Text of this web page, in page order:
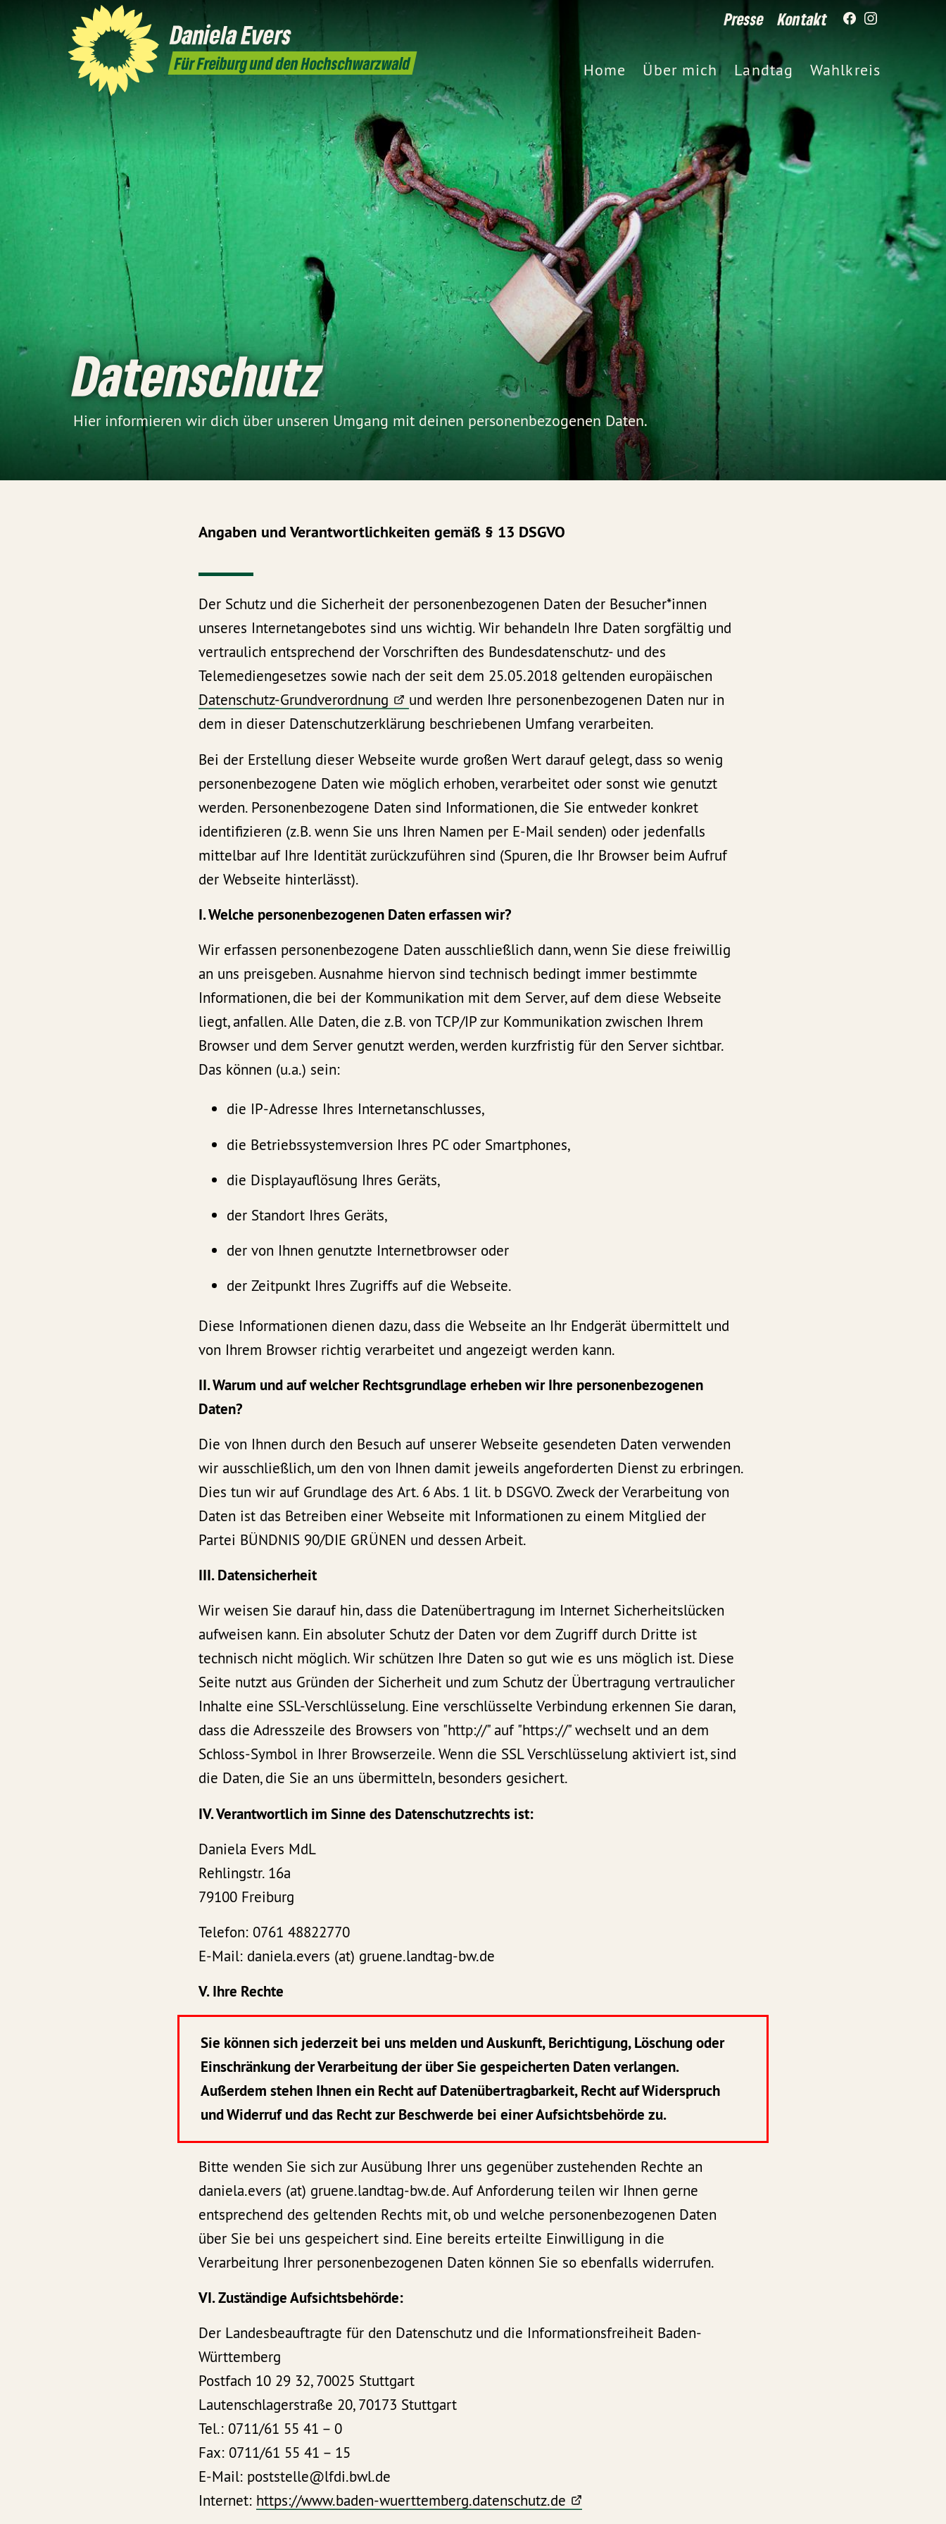
DanielaEvers
Für Freiburg und den Hochschwarzwald
Presse Kontakt
Home Über mich Landtag Wahlkreis
Datenschutz
Hier informieren wir dich über unseren Umgang mit deinen personenbezogenen Daten.
Angaben und Verantwortlichkeiten gemäß § 13 DSGVO
Der Schutz und die Sicherheit der personenbezogenen Daten der Besucher*innen
unseres Internetangebotes sind uns wichtig. Wir behandeln Ihre Daten sorgfältig und
vertraulich entsprechend der Vorschriften des Bundesdatenschutz- und des
Telemediengesetzes sowie nach der seit dem 25.05.2018 geltenden europäischen
Datenschutz-Grundverordnung
und werden Ihre personenbezogenen Daten nur in
dem in dieser Datenschutzerklärung beschriebenen Umfang verarbeiten.
Bei der Erstellung dieser Webseite wurde großen Wert darauf gelegt, dass so wenig
personenbezogene Daten wie möglich erhoben, verarbeitet oder sonst wie genutzt
werden. Personenbezogene Daten sind Informationen, die Sie entweder konkret
identifizieren (z.B. wenn Sie uns Ihren Namen per E-Mail senden) oder jedenfalls
mittelbar auf Ihre Identität zurückzuführen sind (Spuren, die Ihr Browser beim Aufruf
der Webseite hinterlässt).
I. Welche personenbezogenen Daten erfassen wir?
Wir erfassen personenbezogene Daten ausschließlich dann, wenn Sie diese freiwillig
an uns preisgeben. Ausnahme hiervon sind technisch bedingt immer bestimmte
Informationen, die bei der Kommunikation mit dem Server, auf dem diese Webseite
liegt, anfallen. Alle Daten, die z.B. von TCP/IP zur Kommunikation zwischen Ihrem
Browser und dem Server genutzt werden, werden kurzfristig für den Server sichtbar.
Das können (u.a.) sein:
die IP-Adresse Ihres Internetanschlusses,
die Betriebssystemversion Ihres PC oder Smartphones,
die Displayauflösung Ihres Geräts,
der Standort Ihres Geräts,
der von Ihnen genutzte Internetbrowser oder
der Zeitpunkt Ihres Zugriffs auf die Webseite.
Diese Informationen dienen dazu, dass die Webseite an Ihr Endgerät übermittelt und
von Ihrem Browser richtig verarbeitet und angezeigt werden kann.
II. Warum und auf welcher Rechtsgrundlage erheben wir Ihre personenbezogenen
Daten?
Die von Ihnen durch den Besuch auf unserer Webseite gesendeten Daten verwenden
wir ausschließlich, um den von Ihnen damit jeweils angeforderten Dienst zu erbringen.
Dies tun wir auf Grundlage des Art. 6 Abs. 1 lit. b DSGVO. Zweck der Verarbeitung von
Daten ist das Betreiben einer Webseite mit Informationen zu einem Mitglied der
Partei BÜNDNIS 90/DIE GRÜNEN und dessen Arbeit.
III. Datensicherheit
Wir weisen Sie darauf hin, dass die Datenübertragung im Internet Sicherheitslücken
aufweisen kann. Ein absoluter Schutz der Daten vor dem Zugriff durch Dritte ist
technisch nicht möglich. Wir schützen Ihre Daten so gut wie es uns möglich ist. Diese
Seite nutzt aus Gründen der Sicherheit und zum Schutz der Übertragung vertraulicher
Inhalte eine SSL-Verschlüsselung. Eine verschlüsselte Verbindung erkennen Sie daran,
dass die Adresszeile des Browsers von "http://" auf "https://" wechselt und an dem
Schloss-Symbol in Ihrer Browserzeile. Wenn die SSL Verschlüsselung aktiviert ist, sind
die Daten, die Sie an uns übermitteln, besonders gesichert.
IV. Verantwortlich im Sinne des Datenschutzrechts ist:
Daniela Evers MdL
Rehlingstr. 16a
79100 Freiburg
Telefon: 0761 48822770
E-Mail: daniela.evers (at) gruene.landtag-bw.de
V. Ihre Rechte
Sie können sich jederzeit bei uns melden und Auskunft, Berichtigung, Löschung oder
Einschränkung der Verarbeitung der über Sie gespeicherten Daten verlangen.
Außerdem stehen Ihnen ein Recht auf Datenübertragbarkeit, Recht auf Widerspruch
und Widerruf und das Recht zur Beschwerde bei einer Aufsichtsbehörde zu.
Bitte wenden Sie sich zur Ausübung Ihrer uns gegenüber zustehenden Rechte an
daniela.evers (at) gruene.landtag-bw.de. Auf Anforderung teilen wir Ihnen gerne
entsprechend des geltenden Rechts mit, ob und welche personenbezogenen Daten
über Sie bei uns gespeichert sind. Eine bereits erteilte Einwilligung in die
Verarbeitung Ihrer personenbezogenen Daten können Sie so ebenfalls widerrufen.
VI. Zuständige Aufsichtsbehörde:
Der Landesbeauftragte für den Datenschutz und die Informationsfreiheit Baden-
Württemberg
Postfach 10 29 32, 70025 Stuttgart
Lautenschlagerstraße 20, 70173 Stuttgart
Tel.: 0711/61 55 41 – 0
Fax: 0711/61 55 41 – 15
E-Mail: poststelle@lfdi.bwl.de
Internet: https://www.baden-wuerttemberg.datenschutz.de